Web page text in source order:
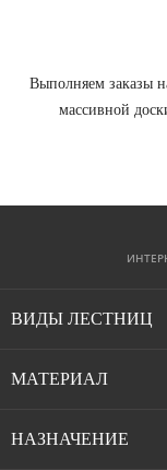
Выполняем заказы
массивной
ВИДЫ ЛЕСТНИЦ
Модульные лестницы
МАТЕРИАЛ
Лестницы из сосны
НАЗНАЧЕНИЕ